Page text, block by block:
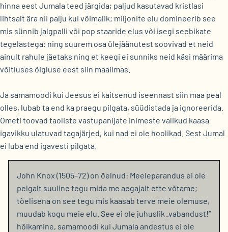
hinna eest Jumala teed järgida; paljud kasutavad kristlasi
lihtsalt ära nii palju kui võimalik; miljonite elu domineerib see
mis sünnib jalgpalli või pop staaride elus või isegi seebikate
tegelastega: ning suurem osa ülejäänutest soovivad et neid
ainult rahule jäetaks ning et keegi ei sunniks neid käsi määrima
võitluses õigluse eest siin maailmas.
Ja samamoodi kui Jeesus ei kaitsenud iseennast siin maa peal
olles, lubab ta end ka praegu pilgata, süüdistada ja ignoreerida.
Ometi toovad taoliste vastupanijate inimeste valikud kaasa
igavikku ulatuvad tagajärjed, kui nad ei ole hoolikad. Sest Jumal
ei luba end igavesti pilgata.
John Knox (1505–72) on öelnud: Meeleparandus ei ole
pelgalt suuline tegu mida me aegajalt ette võtame;
tõelisena on see tegu mis kaasab terve meie olemuse,
muudab kogu meie elu. See ei ole juhuslik „vabandust!“
hõikamine, samamoodi kui Jumala andestus ei ole